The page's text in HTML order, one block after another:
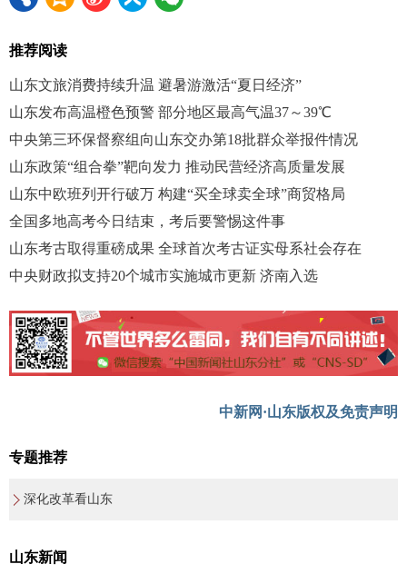
推荐阅读
山东文旅消费持续升温 避暑游激活“夏日经济”
山东发布高温橙色预警 部分地区最高气温37～39℃
中央第三环保督察组向山东交办第18批群众举报件情况
山东政策“组合拳”靶向发力 推动民营经济高质量发展
山东中欧班列开行破万 构建“买全球卖全球”商贸格局
全国多地高考今日结束，考后要警惕这件事
山东考古取得重磅成果 全球首次考古证实母系社会存在
中央财政拟支持20个城市实施城市更新 济南入选
中新网·山东版权及免责声明
专题推荐
深化改革看山东
山东新闻